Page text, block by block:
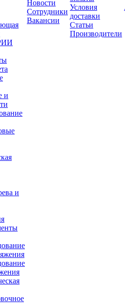
и
и
Новости
Сотрудники
Вакансии
Условия
доставки
Статьи
Производители